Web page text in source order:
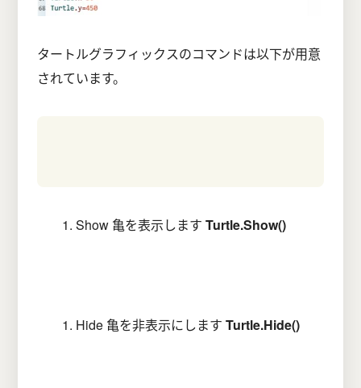
タートルグラフィックスのコマンドは以下が用意
されています。
Show 亀を表示しますTurtle.Show()
Hide 亀を非表示にしますTurtle.Hide()